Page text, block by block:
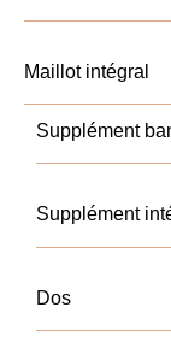
Supplément
Supplément